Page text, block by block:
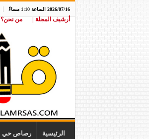
2026/07/16 الساعة 1:10 مساءً
أرشيف المجلة | من نحن؟ |
الرئيسية رصاص حي